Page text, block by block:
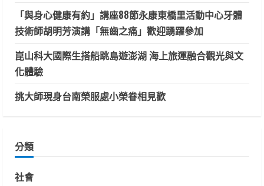
「與身心健康有約」講座88節永康東橋里活動中心牙體
技術師胡明芳演講「無齒之痛」歡迎踴躍參加
崑山科大國際生搭船跳島遊澎湖 海上旅運融合觀光與文
化體驗
挑大師現身台南榮服處小榮眷相見歡
分類
社會